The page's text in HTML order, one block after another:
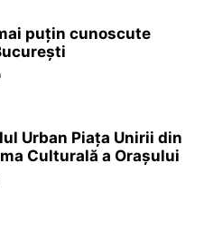
puțin cunoscute
Urban Piața Unirii din
Culturală a Orașului